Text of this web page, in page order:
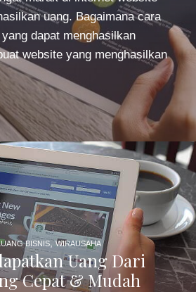
uang. Bagaimana cara
dapat menghasilkan
website yang menghasilkan
Uang Dari
Cepat & Mudah
BISNIS,WIRAUSAHA